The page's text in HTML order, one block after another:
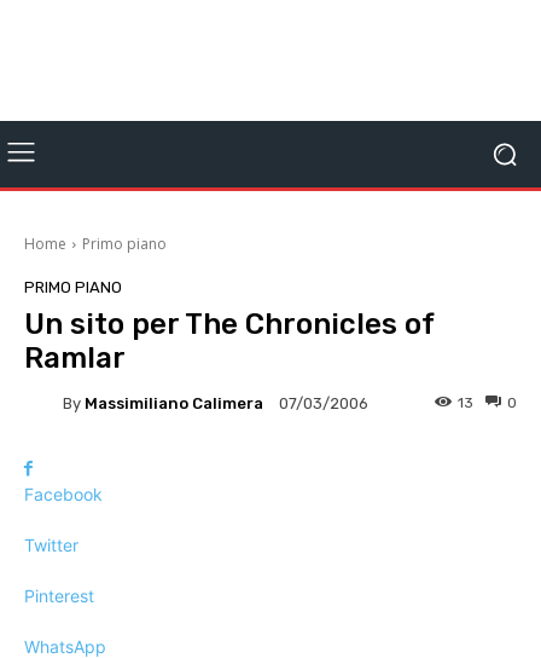
Home Primo piano
PRIMO PIANO
Un sito per The Chronicles of
Ramlar
By Massimiliano Calimera 07/03/2006 0
13
Facebook
Twitter
Pinterest
WhatsApp